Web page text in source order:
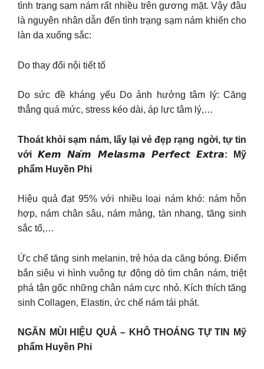
tình trạng sạm nám rất nhiều trên gương mặt. Vậy đâu
là nguyên nhân dẫn đến tình trạng sạm nám khiến cho
làn da xuống sắc:
Do thay đổi nội tiết tố
Do sức đề kháng yếu Do ảnh hưởng tâm lý: Căng
thẳng quá mức, stress kéo dài, áp lực tâm lý,…
Thoát khỏi sạm nám, lấy lại vẻ đẹp rạng ngời, tự tin
với 𝙆𝙚𝙢 𝙉𝙖́𝙢 𝙈𝙚𝙡𝙖𝙨𝙢𝙖 𝙋𝙚𝙧𝙛𝙚𝙘𝙩 𝙀𝙭𝙩𝙧𝙖: Mỹ
phẩm Huyền Phi
Hiệu quả đạt 95% với nhiều loại nám khó: nám hỗn
hợp, nám chân sâu, nám mảng, tàn nhang, tăng sinh
sắc tố,…
Ức chế tăng sinh melanin, trẻ hóa da căng bóng. Điểm
bắn siêu vi hình vuông tự động dò tìm chân nám, triệt
phá tận gốc những chân nám cực nhỏ. Kích thích tăng
sinh Collagen, Elastin, ức chế nám tái phát.
NGĂN MÙI HIỆU QUẢ – KHÔ THOÁNG TỰ TIN Mỹ
phẩm Huyền Phi